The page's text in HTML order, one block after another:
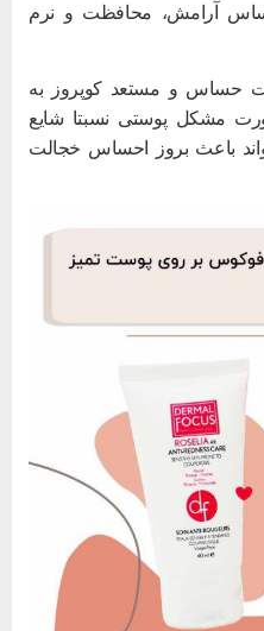
آرامش، محافظت و نرم
و مستعد کوپروز به
پوستی نسبتا شایع
باعث بروز احساس خجالت